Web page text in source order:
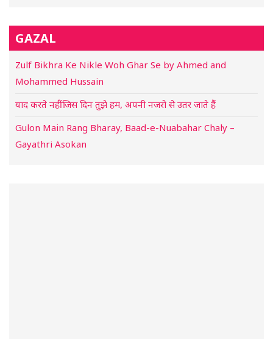
GAZAL
Zulf Bikhra Ke Nikle Woh Ghar Se by Ahmed and
Mohammed Hussain
याद करते नहीं जिस दिन तुझे हम, अपनी नजरो से उतर जाते हैं
Gulon Main Rang Bharay, Baad-e-Nuabahar Chaly –
Gayathri Asokan